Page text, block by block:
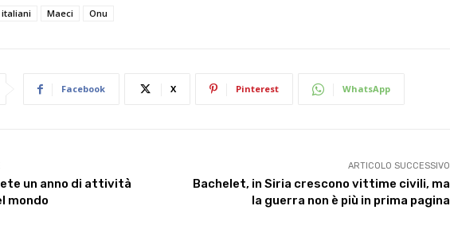
italiani Maeci Onu
Facebook X Pinterest WhatsApp
un anno di attività
mondo
ARTICOLO SUCCESSIVO
Bachelet, in Siria crescono vittime civili, ma
la guerra non è più in prima pagina